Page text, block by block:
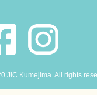
JiC Kumejima. All rights